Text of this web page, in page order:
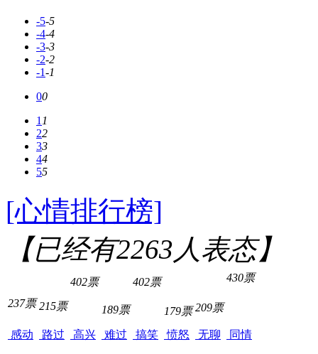
-5-5
-4-4
-3-3
-2-2
-1-1
00
11
22
33
44
55
[心情排行榜]
【已经有2263人表态】
237票
感动
215票
路过
402票
高兴
189票
难过
402票
搞笑
179票
愤怒
209票
无聊
430票
同情